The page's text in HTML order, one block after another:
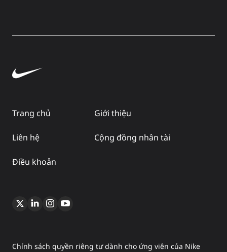
Trang chủ Giới thiệu
Liên hệ Cộng đồng nhân tài
Điều khoản
Chính sách quyền riêng tư dành cho ứng viên của Nike